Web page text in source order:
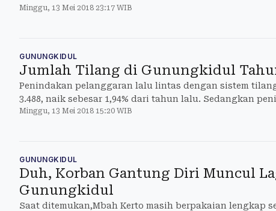
berlangsung hingga bulan Oktober.
Minggu, 13 Mei 2018 23:17 WIB
GUNUNGKIDUL
Jumlah Tilang di Gunungkidul
Penindakan pelanggaran lalu lintas dengan sistem
3.488, naik sebesar 1,94% dari tahun lalu. Sedangkan
tertulis sejumlah 485 yang meningkat sebanyak 5,71% dari
Minggu, 13 Mei 2018 15:20 WIB
GUNUNGKIDUL
Duh, Korban Gantung Diri Muncul
Gunungkidul
Saat ditemukan,Mbah Kerto masih berpakaian lengkap